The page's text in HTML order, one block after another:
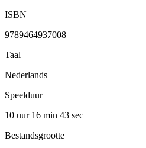
ISBN
9789464937008
Taal
Nederlands
Speelduur
10 uur 16 min 43 sec
Bestandsgrootte